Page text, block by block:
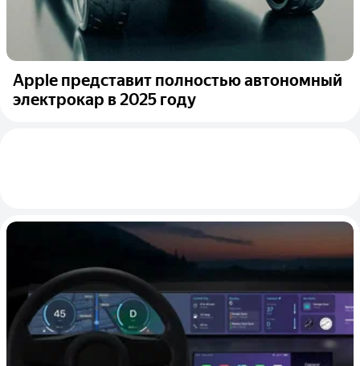
Apple представит полностью автономный
электрокар в 2025 году